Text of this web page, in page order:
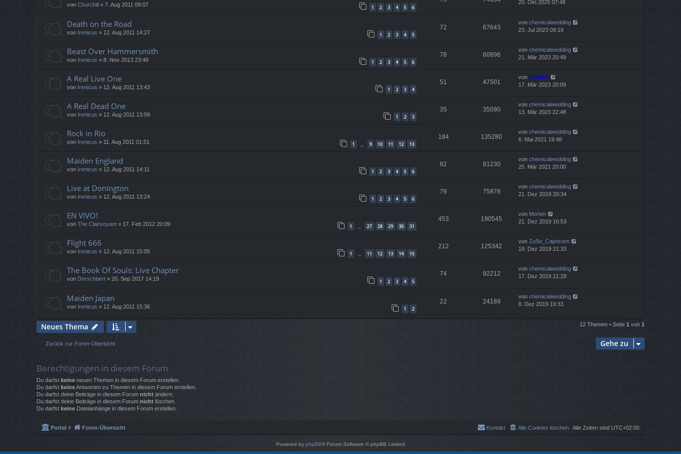
von Churchill » 7. Aug 2011 09:07 1 2 3 4 5 6
20. Okt 2025 07:48
Death on the Road
von Irenicus » 12. Aug 2011 14:27 1 2 3 4 5
72 67643
von chemicalwedding
23. Jul 2023 09:19
Beast Over Hammersmith
von Irenicus » 8. Nov 2013 23:48 1 2 3 4 5 6
78 60896
von chemicalwedding
21. Mär 2023 20:49
A Real Live One
von Irenicus » 12. Aug 2011 13:43 1 2 3 4
51 47501
von Chewie
17. Mär 2023 20:09
A Real Dead One
von Irenicus » 12. Aug 2011 13:59 1 2 3
35 35090
von chemicalwedding
13. Mär 2023 22:48
Rock in Rio
von Irenicus » 11. Aug 2011 01:51 1 … 9 10 11 12 13
184 135280
von chemicalwedding
6. Mai 2021 19:48
Maiden England
von Irenicus » 12. Aug 2011 14:11 1 2 3 4 5 6
82 81230
von chemicalwedding
25. Mär 2021 20:00
Live at Donington
von Irenicus » 12. Aug 2011 13:24 1 2 3 4 5 6
79 75878
von chemicalwedding
21. Dez 2019 20:34
EN VIVO!
von The Clairvoyant » 17. Feb 2012 20:09 1 … 27 28 29 30 31
453 190545
von Morten
21. Dez 2019 16:53
Flight 666
von Irenicus » 12. Aug 2011 15:05 1 … 11 12 13 14 15
212 125342
von ZoSo_Capricorn
18. Dez 2019 21:33
The Book Of Souls: Live Chapter
von Dorschbert » 20. Sep 2017 14:19 1 2 3 4 5
74 92212
von chemicalwedding
17. Dez 2019 21:28
Maiden Japan
von Irenicus » 12. Aug 2011 15:36 1 2
22 24189
von chemicalwedding
8. Dez 2019 19:33
Neues Thema 12 Themen • Seite 1 von 1
Zurück zur Foren-Übersicht Gehe zu
Berechtigungen in diesem Forum
Du darfst keine neuen Themen in diesem Forum erstellen.
Du darfst keineAntworten zu Themen in diesem Forum erstellen.
Du darfst deine Beiträge in diesem Forum nicht ändern.
Du darfst deine Beiträge in diesem Forum nicht löschen.
Du darfst keine Dateianhänge in diesem Forum erstellen.
Portal Foren-Übersicht Alle Zeiten sind UTC+02:00
Alle Cookies löschen
Kontakt
Powered by phpBB® Forum Software © phpBB Limited